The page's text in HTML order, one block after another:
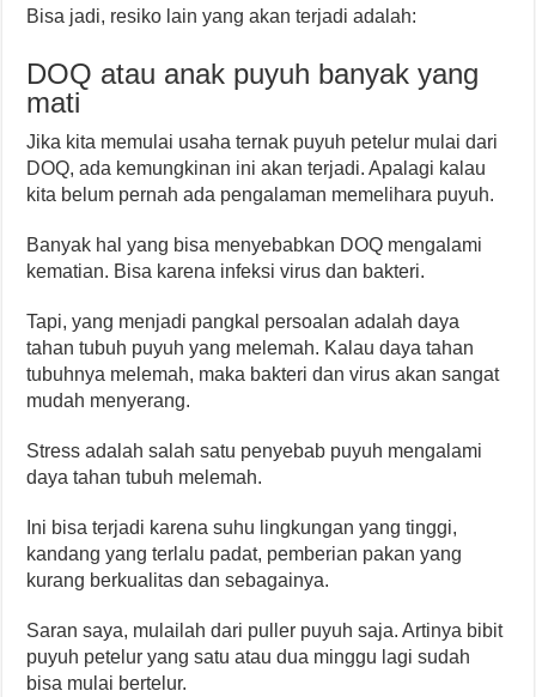
Bisa jadi, resiko lain yang akan terjadi adalah:
DOQ atau anak puyuh banyak yang
mati
Jika kita memulai usaha ternak puyuh petelur mulai dari
DOQ, ada kemungkinan ini akan terjadi. Apalagi kalau
kita belum pernah ada pengalaman memelihara puyuh.
Banyak hal yang bisa menyebabkan DOQ mengalami
kematian. Bisa karena infeksi virus dan bakteri.
Tapi, yang menjadi pangkal persoalan adalah daya
tahan tubuh puyuh yang melemah. Kalau daya tahan
tubuhnya melemah, maka bakteri dan virus akan sangat
mudah menyerang.
Stress adalah salah satu penyebab puyuh mengalami
daya tahan tubuh melemah.
Ini bisa terjadi karena suhu lingkungan yang tinggi,
kandang yang terlalu padat, pemberian pakan yang
kurang berkualitas dan sebagainya.
Saran saya, mulailah dari puller puyuh saja. Artinya bibit
puyuh petelur yang satu atau dua minggu lagi sudah
bisa mulai bertelur.